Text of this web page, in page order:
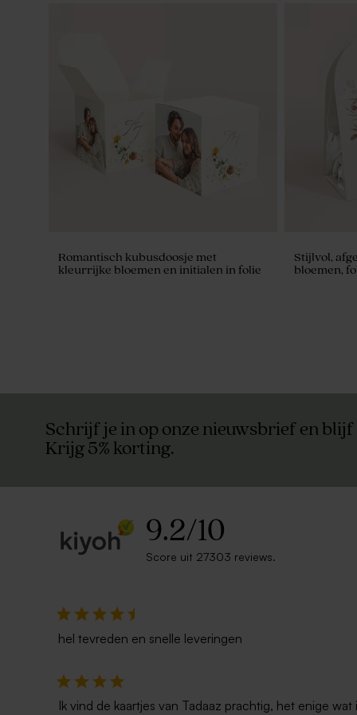
Artisanale
Romantisch kubusdoosje met
kleurrijke bloemen en initialen in folie
Stijlvol,
bloemen,
Schrijf je in op onze nieuwsbrief en blijf
Krijg 5% korting.
9.2/10
Score uit 27303 reviews.
hel tevreden en snelle leveringen
Ik vind de kaartjes van Tadaaz prachtig, het enige